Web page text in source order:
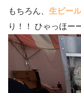
もちろん、 生ビー
り！！ ひゃっほー